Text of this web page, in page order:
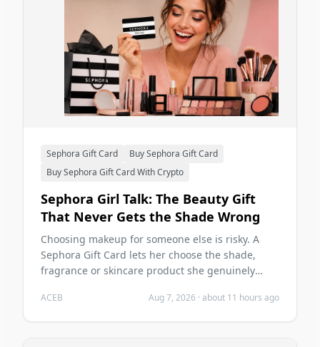
Sephora Gift Card
Buy Sephora Gift Card
Buy Sephora Gift Card With Crypto
Sephora Girl Talk: The Beauty Gift
That Never Gets the Shade Wrong
Choosing makeup for someone else is risky. A
Sephora Gift Card lets her choose the shade,
fragrance or skincare product she genuinely
ACEB Aug 7, 2026 · about 11 hours ago